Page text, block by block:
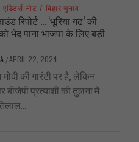
एडिटर्स नोट / बिहार चुनाव
रिपोर्ट … ‘भूरिया गढ़’ की
भेद पाना भाजपा के लिए बड़ी
/APRIL 22, 2024
की गारंटी पर है, लेकिन
बीजेपी प्रत्याशी की तुलना में